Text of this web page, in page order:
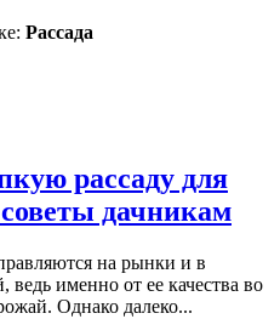
Рассада
рассаду для
дачникам
на рынки и в
ведь именно от ее качества во
Однако далеко...